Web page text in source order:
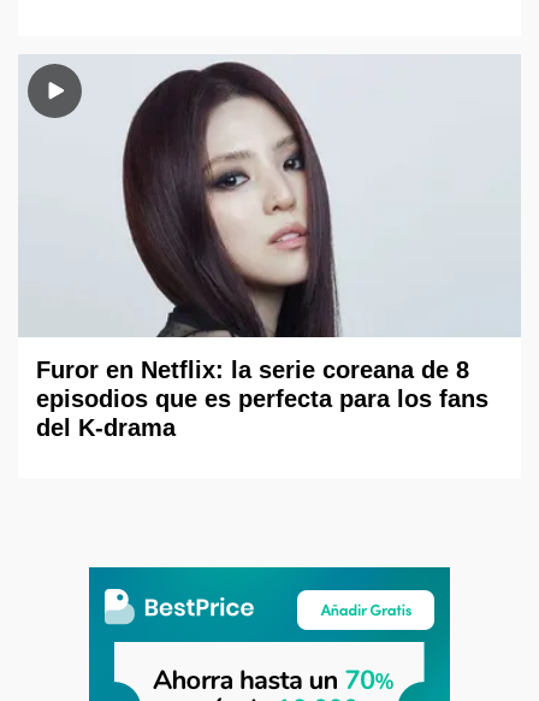
Furor en Netflix: la serie coreana de 8
episodios que es perfecta para los fans
del K-drama